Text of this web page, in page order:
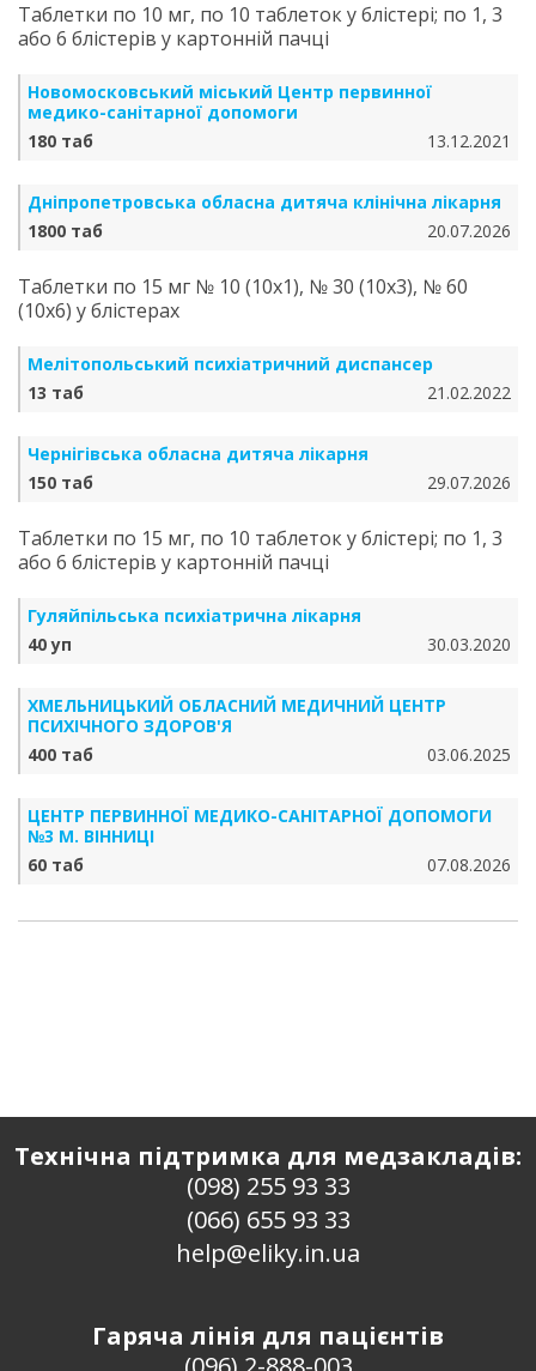
Таблетки по 10 мг, по 10 таблеток у блістері; по 1, 3
або 6 блістерів у картонній пачці
Новомосковський міський Центр первинної
медико-санітарної допомоги
180 таб
13.12.2021
Дніпропетровська обласна дитяча клінічна лікарня
1800 таб
20.07.2026
Таблетки по 15 мг № 10 (10х1), № 30 (10х3), № 60
(10х6) у блістерах
Мелітопольський психіатричний диспансер
13 таб
21.02.2022
Чернігівська обласна дитяча лікарня
150 таб
29.07.2026
Таблетки по 15 мг, по 10 таблеток у блістері; по 1, 3
або 6 блістерів у картонній пачці
Гуляйпільська психіатрична лікарня
40 уп
30.03.2020
ХМЕЛЬНИЦЬКИЙ ОБЛАСНИЙ МЕДИЧНИЙ ЦЕНТР
ПСИХІЧНОГО ЗДОРОВ'Я
400 таб
03.06.2025
ЦЕНТР ПЕРВИННОЇ МЕДИКО-САНІТАРНОЇ ДОПОМОГИ
№3 М. ВІННИЦІ
60 таб
07.08.2026
Технічна підтримка для медзакладів:
(098) 255 93 33
(066) 655 93 33
help@eliky.in.ua
Гаряча лінія для пацієнтів